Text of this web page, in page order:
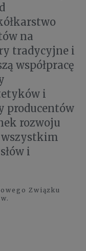
na
tradycyjne i
współpracę
i
producentów
rozwoju
wszystkim
i
Związku